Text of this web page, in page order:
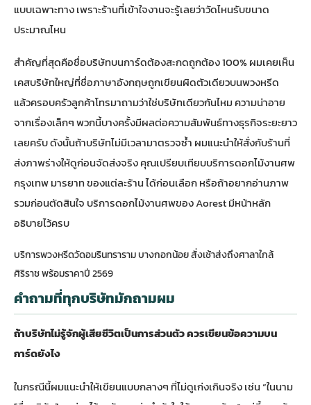
แบบเฉพาะทาง เพราะร้านที่เข้าใจงานจะรู้เลยว่าวัดไหนรับขนาด
ประมาณไหน
สำคัญที่สุดคือชื่อบริษัทบนการ์ดต้องสะกดถูกต้อง 100% ผมเคยเห็น
เคสบริษัทใหญ่ที่ชื่อภาษาอังกฤษถูกเขียนผิดตัวเดียวบนพวงหรีด
แล้วครอบครัวลูกค้าโทรมาถามว่าใช่บริษัทเดียวกันไหม ความน่าอาย
จากเรื่องเล็กๆ พวกนี้บางครั้งมีผลต่อความสัมพันธ์ทางธุรกิจระยะยาว
เลยครับ ดังนั้นถ้าบริษัทไม่มีเวลามาตรวจซ้ำ ผมแนะนำให้สั่งกับร้านที่
ส่งภาพร่างให้ดูก่อนจัดส่งจริง คุณเปรียบเทียบบริการดอกไม้งานศพ
กรุงเทพ มารยาท ของแต่ละร้านได้ก่อนเลือก หรือถ้าอยากอ่านภาพ
รวมก่อนตัดสินใจ บริการดอกไม้งานศพของ Aorestมีหน้าหลัก
อธิบายไว้ครบ
บริการพวงหรีดวัดอมรินทราราม บางกอกน้อย สั่งเช้าส่งถึงศาลาใกล้
ศิริราช พร้อมราคาปี 2569
คำถามที่ทุกบริษัทมักถามผม
ถ้าบริษัทไม่รู้จักผู้เสียชีวิตเป็นการส่วนตัว ควรเขียนข้อความบน
การ์ดยังไง
ในกรณีนี้ผมแนะนำให้เขียนแบบกลางๆ ที่ไม่ดูเก่งเกินจริง เช่น “ในนาม